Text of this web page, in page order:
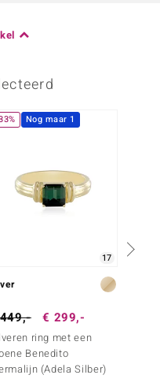
Nog maar 1
17
€ 299,-
ring met een
Benedito
(Adela Silber)